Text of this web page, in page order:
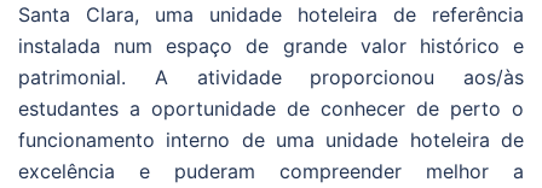
Santa Clara, uma unidade hoteleira de referência
instalada num espaço de grande valor histórico e
patrimonial. A atividade proporcionou aos/às
estudantes a oportunidade de conhecer de perto o
funcionamento interno de uma unidade hoteleira de
excelência e puderam compreender melhor a